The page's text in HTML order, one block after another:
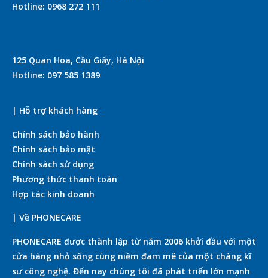
Hotline: 0968 272 111
125 Quan Hoa, Cầu Giấy, Hà Nội
Hotline: 097 585 1389
| Hỗ trợ khách hàng
Chính sách bảo hành
Chính sách bảo mật
Chính sách sử dụng
Phương thức thanh toán
Hợp tác kinh doanh
| Về PHONECARE
PHONECARE được thành lập từ năm 2006 khởi đầu với một
cửa hàng nhỏ sống cùng niềm đam mê của một chàng kĩ
sư công nghệ. Đến nay chúng tôi đã phát triển lớn mạnh